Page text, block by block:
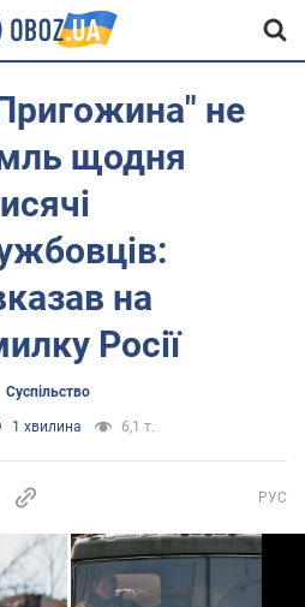
не
щодня
на
Росії
Суспільство
1 хвилина 6,1 т.
РУС